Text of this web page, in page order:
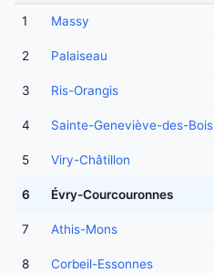
1 Massy
2 Palaiseau
3 Ris-Orangis
4 Sainte-Geneviève-des-Bois
5 Viry-Châtillon
6 Évry-Courcouronnes
7 Athis-Mons
8 Corbeil-Essonnes